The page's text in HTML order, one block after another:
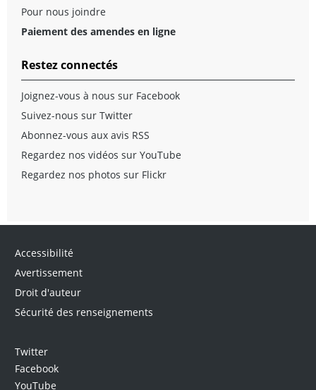
Pour nous joindre
Paiement des amendes en ligne
Restez connectés
Joignez-vous à nous sur Facebook
Suivez-nous sur Twitter
Abonnez-vous aux avis RSS
Regardez nos vidéos sur YouTube
Regardez nos photos sur Flickr
Accessibilité
Avertissement
Droit d'auteur
Sécurité des renseignements
Twitter
Facebook
YouTube